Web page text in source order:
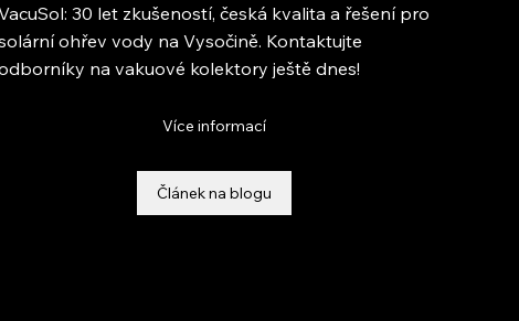
30 let zkušeností, česká kvalita a řešení pro
ohřev vody na Vysočině. Kontaktujte
na vakuové kolektory ještě dnes!
Více informací
Článek na blogu